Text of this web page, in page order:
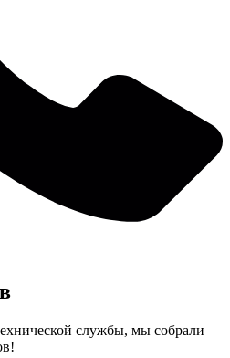
службы, мы собрали